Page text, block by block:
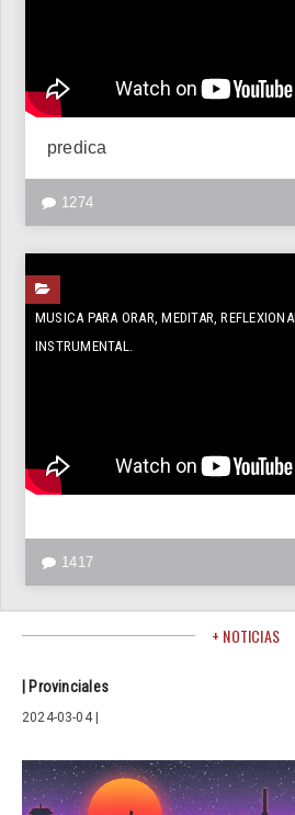
predica
1274
MUSICA PARA ORAR, MEDITAR,
INSTRUMENTAL.
1417
+ NOTICIAS
| Provinciales
2024-03-04 |